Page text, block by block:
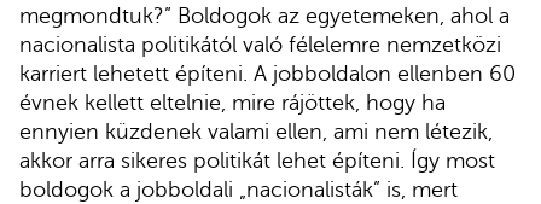
megmondtuk?” Boldogok az egyetemeken, ahol a
nacionalista politikától való félelemre nemzetközi
karriert lehetett építeni. A jobboldalon ellenben 60
évnek kellett eltelnie, mire rájöttek, hogy ha
ennyien küzdenek valami ellen, ami nem létezik,
akkor arra sikeres politikát lehet építeni. Így most
boldogok a jobboldali „nacionalisták” is, mert